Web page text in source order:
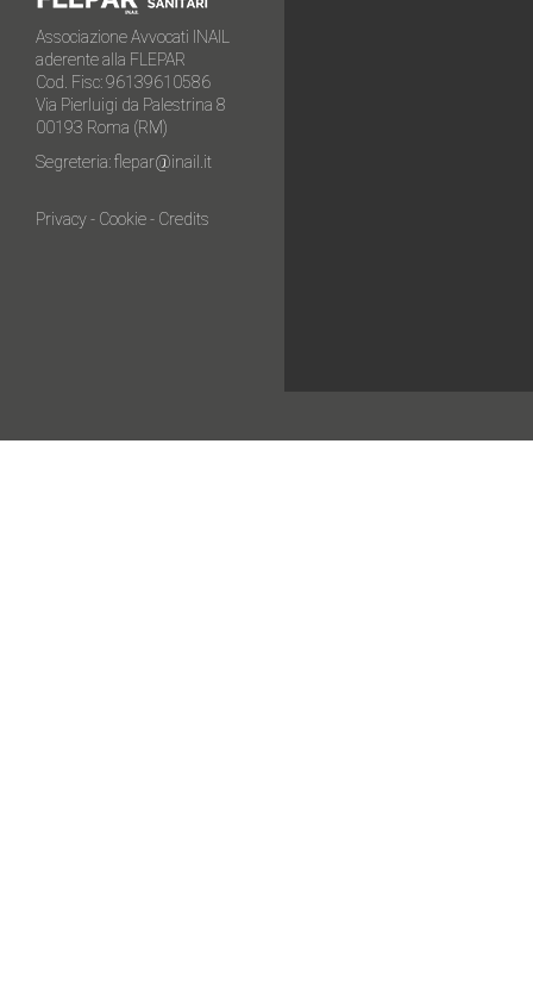
Associazione Avvocati INAIL
aderente alla FLEPAR
Cod. Fisc: 96139610586
Via Pierluigi da Palestrina 8
00193 Roma (RM)
Segreteria:flepar@inail.it
Privacy- Cookie- Credits